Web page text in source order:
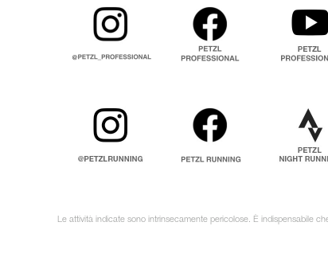
Le attività indicate sono intrinsecamente pericolose. È indispensabile